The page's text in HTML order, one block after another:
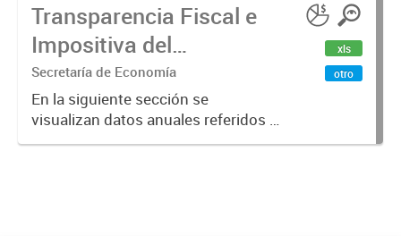
Transparencia Fiscal e
Impositiva del
Municipio. Año 2023
Secretaría de Economía
En la siguiente sección se
visualizan datos anuales referidos a
la transparencia fiscal e impositiva
xls
otro